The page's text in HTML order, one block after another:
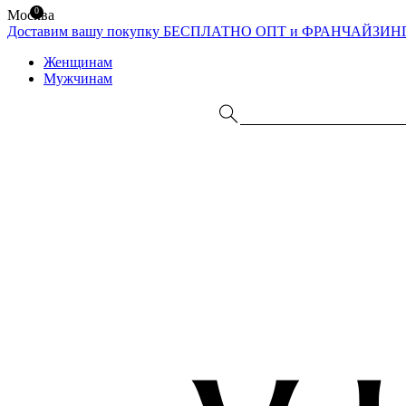
Москва
Доставим вашу покупку БЕСПЛАТНО ОПТ и
Женщинам
Мужчинам
0